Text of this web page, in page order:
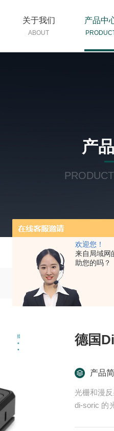
欢迎您！
来自局域网
助您的吗？
关于我们
ABOUT
产品中
产
德国
产品
光栅和漫
di-soric 的